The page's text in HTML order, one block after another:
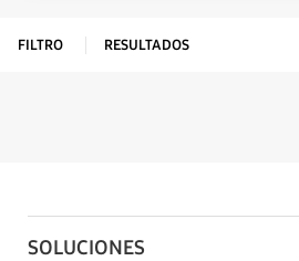
FILTRO RESULTADOS
SOLUCIONES